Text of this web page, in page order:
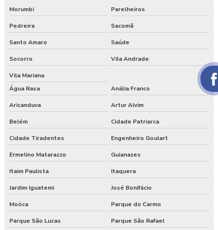
Empresa de treinamento segurança do trabalho
Empresas de segurança e saúde do trabalho
Esocial para segurança do trabalho
Esocial segurança do trabalho empresas
Exame admissional guarapuava
Exame admissional em pinhão
Exame admissional preço
Exame admissional em turvo
Exame aso admissional
Exame aso preço
Morumbi Parelheiros
Pedreira Sacomã
Santo Amaro Saúde
Socorro Vila Andrade
Vila Mariana
Água Rasa
Anália Franco
Aricanduva Artur Alvim
Belém Cidade Patriarca
Cidade Tiradentes Engenheiro Goulart
Ermelino Matarazzo Guianazes
Itaim Paulista Itaquera
Jardim Iguatemi José Bonifácio
Moóca Parque do Carmo
Parque São Lucas Parque São Rafael